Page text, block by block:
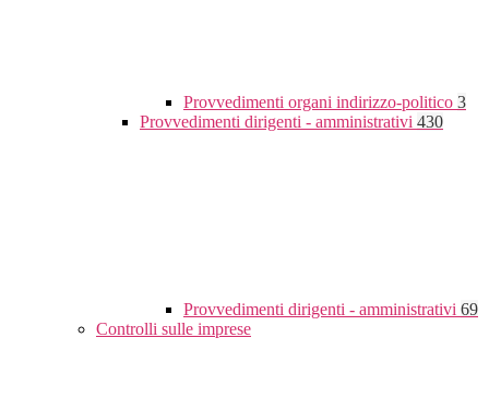
Provvedimenti organi indirizzo-politico 3
Provvedimenti dirigenti - amministrativi 430
Provvedimenti dirigenti - amministrativi 69
Controlli sulle imprese